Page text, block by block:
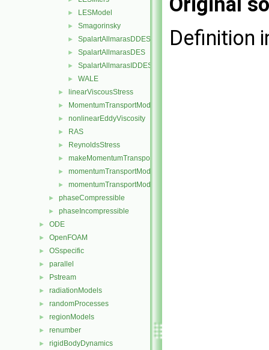
► LESModel
► Smagorinsky
► SpalartAllmarasDDES
► SpalartAllmarasDES
► SpalartAllmarasIDDES
► WALE
► linearViscousStress
► MomentumTransportModel
► nonlinearEddyViscosity
► RAS
► ReynoldsStress
► makeMomentumTransportModel.H
► momentumTransportModel.C
► momentumTransportModel.H
► phaseCompressible
► phaseIncompressible
► ODE
► OpenFOAM
► OSspecific
► parallel
► Pstream
► radiationModels
► randomProcesses
► regionModels
► renumber
► rigidBodyDynamics
Definition